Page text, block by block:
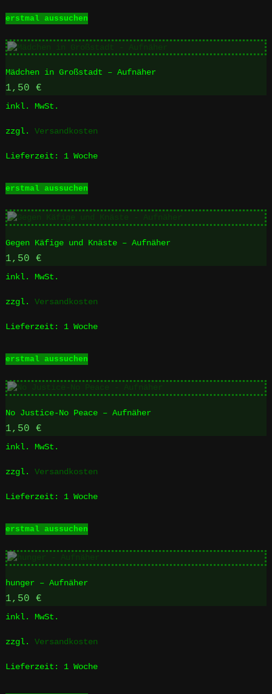
erstmal aussuchenProdukt
mehrere
auf.
Produktseite
Mädchen in Großstadt – Aufnäher
1,50 €
inkl. MwSt.
zzgl. Versandkosten
Lieferzeit: 1 Woche
erstmal aussuchenProdukt
mehrere
auf.
Gegen Käfige und Knäste – Aufnäher
1,50 €
inkl. MwSt.
zzgl. Versandkosten
Lieferzeit: 1 Woche
erstmal aussuchenProdukt
mehrere
auf.
Produktseite
No Justice-No Peace – Aufnäher
1,50 €
inkl. MwSt.
zzgl. Versandkosten
Lieferzeit: 1 Woche
erstmal aussuchenProdukt
mehrere
auf.
Produktseite
hunger – Aufnäher
1,50 €
inkl. MwSt.
zzgl. Versandkosten
Lieferzeit: 1 Woche